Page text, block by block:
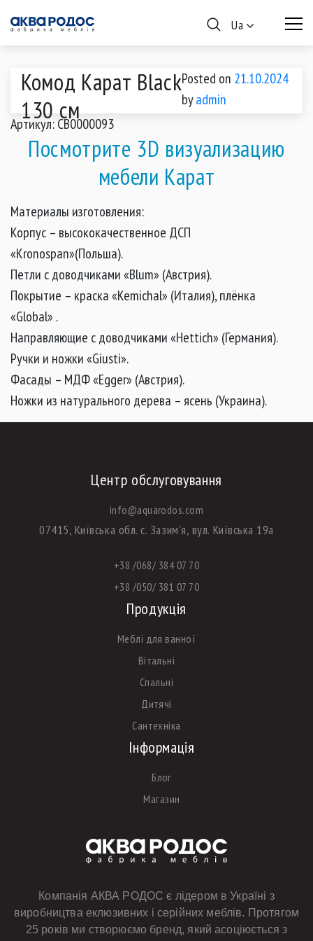
Ua
Комод Карат Black
130 см
Posted on 21.10.2024
byadmin
Артикул: CB0000093
Посмотрите 3D визуализацию
мебели Карат
Материалы изготовления:
Корпус – высококачественное ДСП
«Kronospan»(Польша).
Петли с доводчиками «Blum» (Австрия).
Покрытие – краска «Kemichal» (Италия), плёнка
«Global» .
Направляющие с доводчиками «Hettich» (Германия).
Ручки и ножки «Giusti».
Фасады – МДФ «Egger» (Австрия).
Ножки из натурального дерева – ясень (Украина).
Центр обслуговування
info@aquarodos.com
07415, Київська обл. с. Зазим'я, вул. Київська 19а
+38 /068/ 384 07 70
+38 /050/ 381 07 70
Продукція
Меблі для ванної
Вітальні
Спальні
Дитячі
Сантехніка
Інформація
Блог
Магазин
Компанія АКВА РОДОС є лідером в Україні з
виробництва еклюзивних і серійних меблів. Протягом
25 років ми створюємо бренд, який асоціюється з